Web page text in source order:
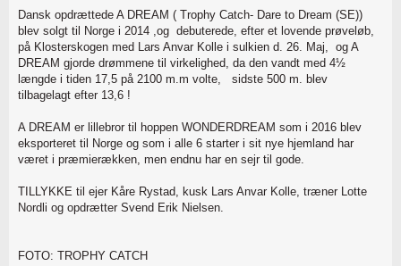
Dansk opdrættede A DREAM ( Trophy Catch- Dare to Dream (SE))
blev solgt til Norge i 2014 ,og debuterede, efter et lovende prøveløb,
på Klosterskogen med Lars Anvar Kolle i sulkien d. 26. Maj, og A
DREAM gjorde drømmene til virkelighed, da den vandt med 4½
længde i tiden 17,5 på 2100 m.m volte, sidste 500 m. blev
tilbagelagt efter 13,6 !
A DREAM er lillebror til hoppen WONDERDREAM som i 2016 blev
eksporteret til Norge og som i alle 6 starter i sit nye hjemland har
været i præmierækken, men endnu har en sejr til gode.
TILLYKKE til ejer Kåre Rystad, kusk Lars Anvar Kolle, træner Lotte
Nordli og opdrætter Svend Erik Nielsen.
FOTO: TROPHY CATCH